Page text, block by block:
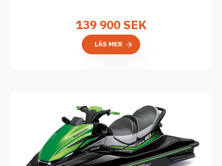
139 900SEK
LÄS MER